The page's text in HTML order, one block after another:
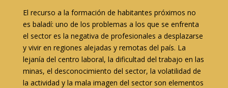
El recurso a la formación de habitantes próximos no
es baladí: uno de los problemas a los que se enfrenta
el sector es la negativa de profesionales a desplazarse
y vivir en regiones alejadas y remotas del país. La
lejanía del centro laboral, la dificultad del trabajo en las
minas, el desconocimiento del sector, la volatilidad de
la actividad y la mala imagen del sector son elementos